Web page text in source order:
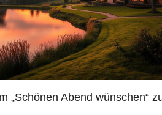
„Schönen Abend wünschen“